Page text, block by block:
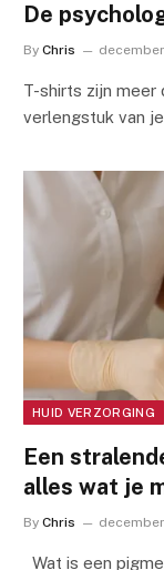
De
By Chris
T-shirts zijn meer
verlengstuk van
HUID VERZORGING
Een
alles wat je
By Chris
Wat is een